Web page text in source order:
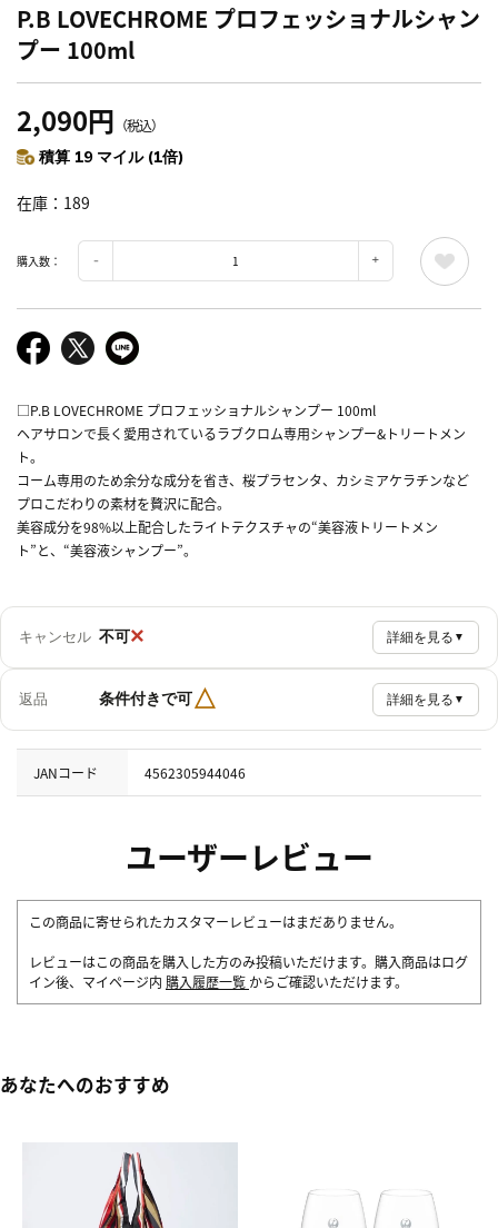
P.B LOVECHROME プロフェッショナルシャン
プー 100ml
2,090円 （税込）
積算 19 マイル (1倍)
在庫 189
購入数：
□P.B LOVECHROME プロフェッショナルシャンプー 100ml
ヘアサロンで長く愛用されているラブクロム専用シャンプー&トリートメン
ト。
コーム専用のため余分な成分を省き、桜プラセンタ、カシミアケラチンなど
プロこだわりの素材を贅沢に配合。
美容成分を98%以上配合したライトテクスチャの“美容液トリートメン
ト”と、“美容液シャンプー”。
キャンセル 不可× 詳細を見る ▼
返品 条件付きで可△ 詳細を見る ▼
JANコード 4562305944046
ユーザーレビュー
この商品に寄せられたカスタマーレビューはまだありません。
レビューはこの商品を購入した方のみ投稿いただけます。購入商品はログ
イン後、マイページ内 購入履歴一覧 からご確認いただけます。
あなたへのおすすめ